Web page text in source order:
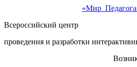
«Мир
Всероссийский центр
проведения и разработки